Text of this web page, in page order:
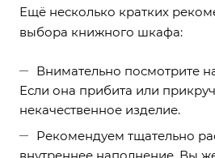
Ещё несколько кратких
выбора книжного шкафа:
Внимательно посмотрите
Если она прибита или
некачественное изделие.
Рекомендуем тщательно
внутреннее наполнение. Вы